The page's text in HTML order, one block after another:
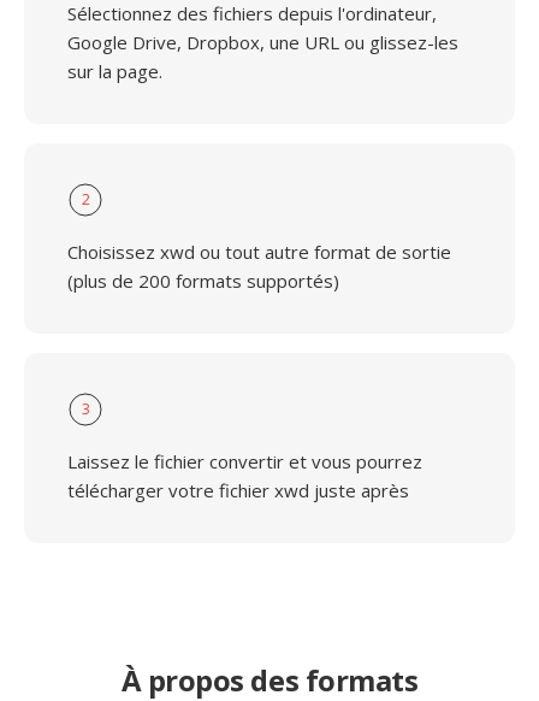
Sélectionnez des fichiers depuis l'ordinateur,
Google Drive, Dropbox, une URL ou glissez-les
sur la page.
2
Choisissez xwd ou tout autre format de sortie
(plus de 200 formats supportés)
3
Laissez le fichier convertir et vous pourrez
télécharger votre fichier xwd juste après
À propos des formats